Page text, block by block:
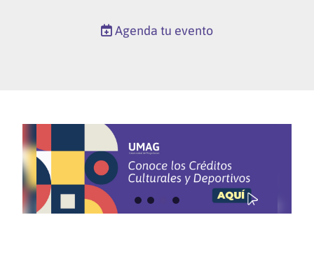
Agenda tu evento